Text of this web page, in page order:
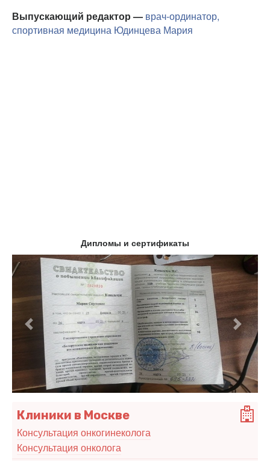
Выпускающий редактор — врач-ординатор,
спортивная медицина Юдинцева Мария
Дипломы и сертификаты
Предыдущий
Клиники в Москве
Консультация онкогинеколога
Консультация онколога